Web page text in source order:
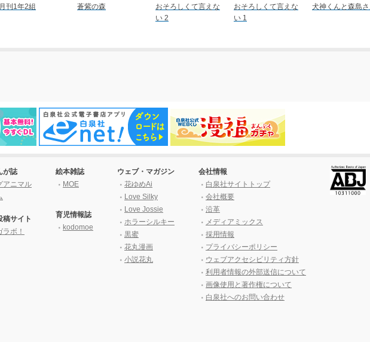
月刊1年2組 蒼紫の森
おそろしくて言えな
い 2
おそろしくて言えな
い 1
犬神くんと森島
が誌
アニマル
稿サイト
ラボ！
絵本雑誌
MOE
育児情報誌
kodomoe
ウェブ・マガジン
花ゆめAi
Love Silky
Love Jossie
ホラーシルキー
黒蜜
花丸漫画
小説花丸
会社情報
白泉社サイトトップ
会社概要
沿革
メディアミックス
採用情報
プライバシーポリシー
ウェブアクセシビリティ方針
利用者情報の外部送信について
画像使用と著作権について
白泉社へのお問い合わせ